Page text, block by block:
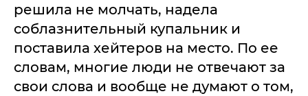
решила не молчать, надела
соблазнительный купальник и
поставила хейтеров на место. По ее
словам, многие люди не отвечают за
свои слова и вообще не думают о том,